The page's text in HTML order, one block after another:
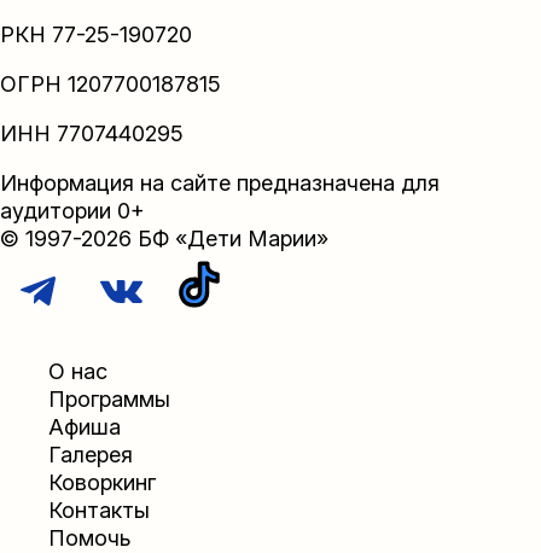
РКН 77-25-190720
ОГРН 1207700187815
ИНН 7707440295
Информация на сайте предназначена для
аудитории 0+
© 1997-2026 БФ «Дети Марии»
О нас
Программы
Афиша
Галерея
Коворкинг
Контакты
Помочь